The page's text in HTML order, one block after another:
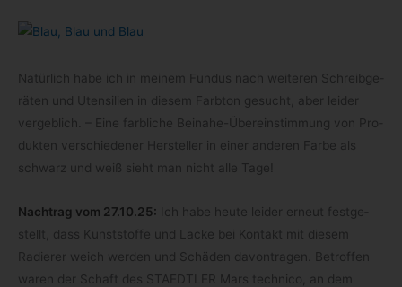
Natür­lich habe ich in mei­nem Fun­dus nach wei­te­ren Schreib­ge­
rä­ten und Uten­si­lien in die­sem Farb­ton gesucht, aber lei­der
ver­geb­lich. – Eine farb­li­che Beinahe-​Übereinstimmung von Pro­
duk­ten ver­schie­de­ner Her­stel­ler in einer ande­ren Farbe als
schwarz und weiß sieht man nicht alle Tage!
Nach­trag vom 27.10.25: Ich habe heute lei­der erneut fest­ge­
stellt, dass Kunst­stoffe und Lacke bei Kon­takt mit die­sem
Radie­rer weich wer­den und Schä­den davon­tra­gen. Betrof­fen
waren der Schaft des STAEDTLER Mars tech­nico, an dem